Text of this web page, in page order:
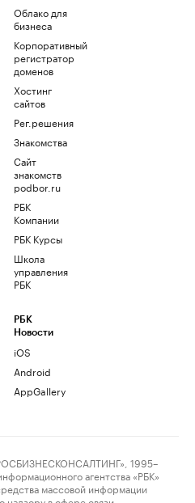
Облако для
бизнеса
Корпоративный
регистратор
доменов
Хостинг
сайтов
Рег.решения
Знакомства
Сайт
знакомств
podbor.ru
РБК
Компании
РБК Курсы
Школа
управления
РБК
РБК
Новости
iOS
Android
AppGallery
1995–
агентства «РБК»
массовой информации